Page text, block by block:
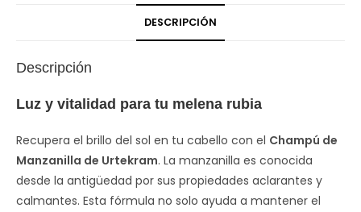
DESCRIPCIÓN
Descripción
Luz y vitalidad para tu melena rubia
Recupera el brillo del sol en tu cabello con el Champú de
Manzanilla de Urtekram. La manzanilla es conocida
desde la antigüedad por sus propiedades aclarantes y
calmantes. Esta fórmula no solo ayuda a mantener el